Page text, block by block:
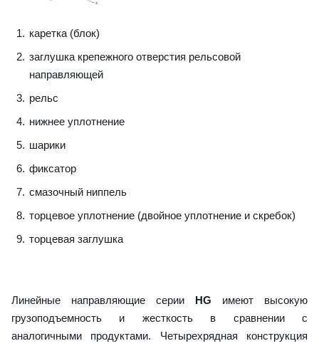
каретка (блок)
заглушка крепежного отверстия рельсовой
направляющей
рельс
нижнее уплотнение
шарики
фиксатор
смазочный ниппель
торцевое уплотнение (двойное уплотнение и скребок)
торцевая заглушка
Линейные направляющие серии HG имеют высокую
грузоподъемность и жесткость в сравнении с
аналогичными продуктами. Четырехрядная конструкция